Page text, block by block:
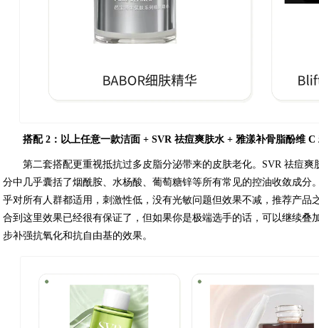
搭配 2：以上任意一款洁面 + SVR 祛痘爽肤水 + 雅漾补骨脂酚维
第二套搭配更重视抵抗过多皮脂分泌带来的皮肤老化。SVR 祛痘
分中几乎囊括了烟酰胺、水杨酸、葡萄糖锌等所有常见的控油收敛成分
乎对所有人群都适用，刺激性低，没有光敏问题但效果不减，推荐产品
合到这里效果已经很有保证了，但如果你是极端选手的话，可以继续叠
步补强抗氧化和抗自由基的效果。